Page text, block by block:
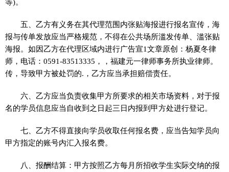
五、乙方有义务在其代理范围内张贴海报进行报名宣传，海
报与传单发放应当严格规范，不得在公共场所滥发传单、滥张贴
海报。如因乙方在代理区域内进行广告宣1文章原创：杨夏冬律
师，电话：0591-83513335，，福建元一律师事务所执业律师。
传，导致甲方被处罚的.，乙方应当承担赔偿责任。
六、乙方应当负责收集甲方所要求的相关市场资料，对于报
名的学员信息应当自收到之日起三日内报到甲方处进行登记。
七、乙方不得直接向学员收取任何报名费，应当告知学员向
甲方指定的账号内汇入报名费。
八、报酬结算：甲方按照乙方每月所招收学生实际交纳的报